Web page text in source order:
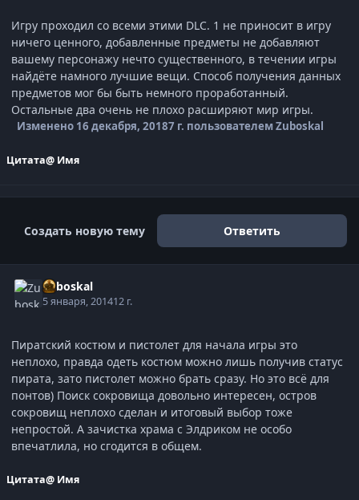
Игру проходил со всеми этими DLC. 1 не приносит в игру
ничего ценного, добавленные предметы не добавляют
вашему персонажу нечто существенного, в течении игры
найдёте намного лучшие вещи. Способ получения данных
предметов мог бы быть немного проработанный.
Остальные два очень не плохо расширяют мир игры.
Изменено 16 декабря, 20187 г. пользователем Zuboskal
Цитата@ Имя
Создать новую тему Ответить
Zuboskal
5 января, 201412 г.
Пиратский костюм и пистолет для начала игры это
неплохо, правда одеть костюм можно лишь получив статус
пирата, зато пистолет можно брать сразу. Но это всё для
понтов) Поиск сокровища довольно интересен, остров
сокровищ неплохо сделан и итоговый выбор тоже
непростой. А зачистка храма с Элдриком не особо
впечатлила, но сгодится в общем.
Цитата@ Имя